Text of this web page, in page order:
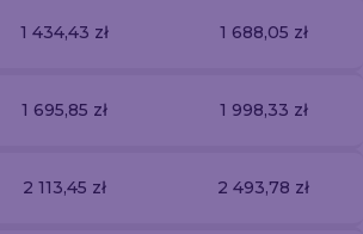
1 434,43 zł 1 688,05 zł
1 695,85 zł 1 998,33 zł
2 113,45 zł 2 493,78 zł